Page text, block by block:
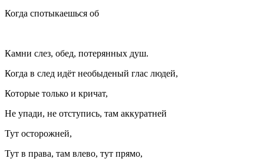
Когда спотыкаешься об
Камни слез, обед, потерянных душ.
Когда в след идёт необыденый глас людей,
Которые только и кричат,
Не упади, не отступись, там аккуратней
Тут осторожней,
Тут в права, там влево, тут прямо,